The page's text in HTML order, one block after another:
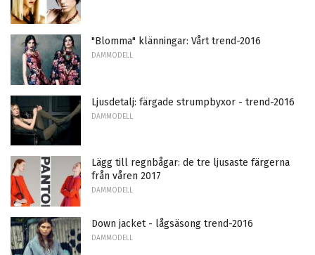
"Blomma" klänningar: Vårt trend-2016
DAMMODELL
Ljusdetalj: färgade strumpbyxor - trend-2016
DAMMODELL
Lägg till regnbågar: de tre ljusaste färgerna
från våren 2017
DAMMODELL
Down jacket - lågsäsong trend-2016
DAMMODELL